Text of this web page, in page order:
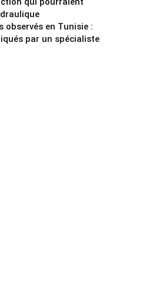
observés en Tunisie :
par un spécialiste